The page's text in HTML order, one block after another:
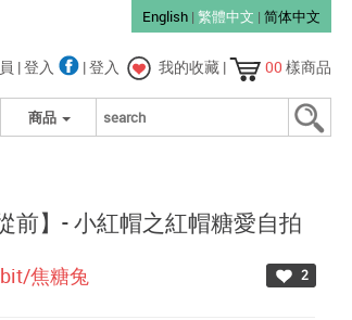
English | 繁體中文 | 简体中文
|登入 |登入 我的收藏 | 00 樣商品
商品
前】- 小紅帽之紅帽糖愛自拍
2
焦糖兔